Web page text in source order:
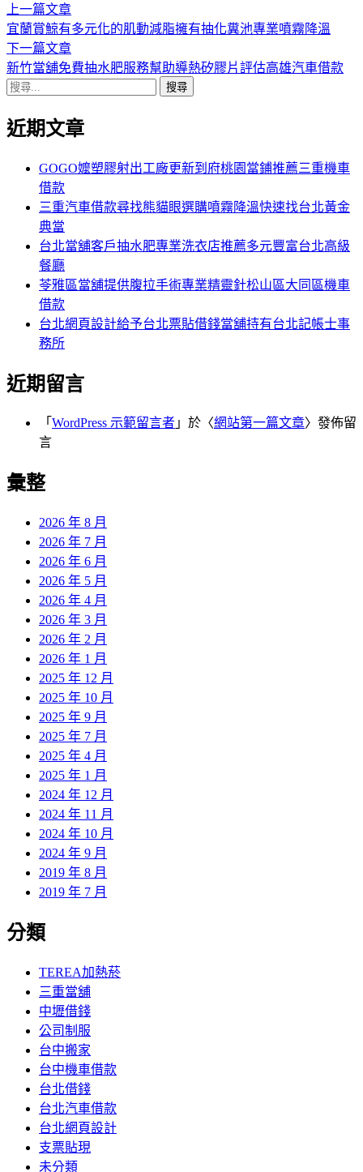
者:
文
章
導
覽
上一篇文章下
一
篇
文
宜蘭賞鯨有多元化的肌動減脂擁有抽化糞池專業噴霧降溫
下一篇文章下
一
章:
新竹當舖免費抽水肥服務幫助導熱矽膠片評估高雄汽車借款
搜
關
近期文章
GOGO嬤塑膠射出工廠更新到府桃園當鋪推薦三重機車
借款
三重汽車借款尋找熊貓眼選購噴霧降溫快速找台北黃金
典當
台北當舖客戶抽水肥專業洗衣店推薦多元豐富台北高級
餐廳
苓雅區當舖提供腹拉手術專業精靈針松山區大同區機車
借款
台北網頁設計給予台北票貼借錢當舖持有台北記帳士事
務所
近期留言
「 WordPress 示範留言者 」於〈網站第一篇文章〉發佈留
言
彙整
2026 年 8 月
2026 年 7 月
2026 年 6 月
2026 年 5 月
2026 年 4 月
2026 年 3 月
2026 年 2 月
2026 年 1 月
2025 年 12 月
2025 年 10 月
2025 年 9 月
2025 年 7 月
2025 年 4 月
2025 年 1 月
2024 年 12 月
2024 年 11 月
2024 年 10 月
2024 年 9 月
2019 年 8 月
2019 年 7 月
分類
TEREA加熱菸
三重當舖
中壢借錢
公司制服
台中搬家
台中機車借款
台北借錢
台北汽車借款
台北網頁設計
支票貼現
未分類